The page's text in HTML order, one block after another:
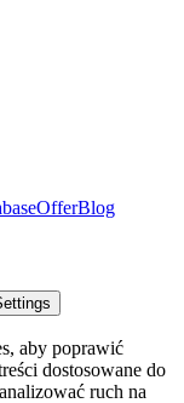
OfferBlog
aby poprawić
dostosowane do
ruch na